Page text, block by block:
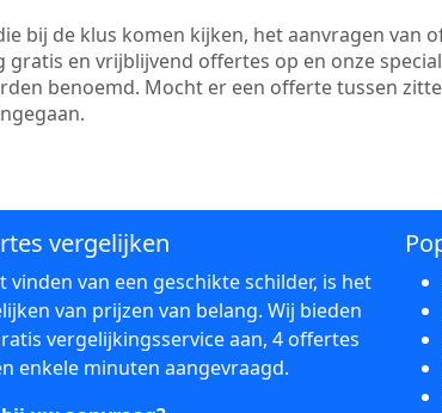
bij de klus komen kijken, het aanvragen van
en vrijblijvend offertes op en onze
benoemd. Mocht er een offerte tussen
vergelijken
vinden van een geschikte schilder, is het
van prijzen van belang. Wij bieden
vergelijkingsservice aan, 4 offertes
enkele minuten aangevraagd.